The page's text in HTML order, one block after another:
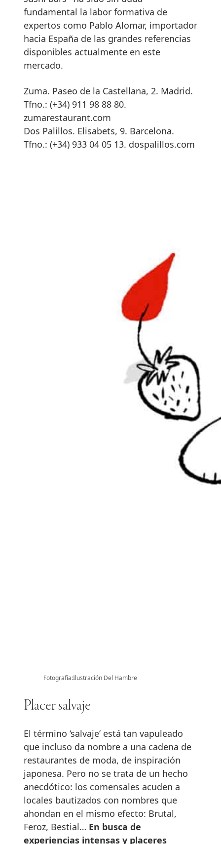
fundamental la labor formativa de
expertos como Pablo Alomar, importador
hacia España de las grandes referencias
disponibles actualmente en este
mercado.
Zuma. Paseo de la Castellana, 2. Madrid.
Tfno.: (+34) 911 98 88 80.
zumarestaurant.com
Dos Palillos. Elisabets, 9. Barcelona.
Tfno.: (+34) 933 04 05 13. dospalillos.com
Fotografía:Ilustración Del Hambre
Placer salvaje
El término ‘salvaje’ está tan vapuleado
que incluso da nombre a una cadena de
restaurantes de moda, de inspiración
japonesa. Pero no se trata de un hecho
anecdótico: los comensales acuden a
locales bautizados con nombres que
ahondan en el mismo efecto: Brutal,
Feroz, Bestial… En busca de
experiencias intensas y placeres